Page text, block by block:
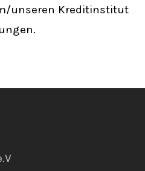
unseren Kreditinstitut